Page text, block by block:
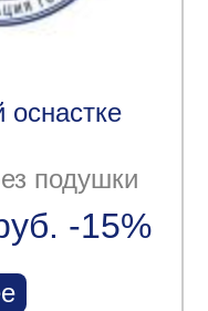
оснастке
подушки
-15%